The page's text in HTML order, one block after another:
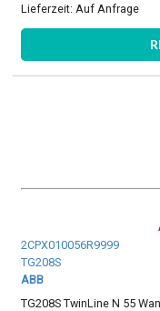
Lieferzeit: Auf Anfrage
2CPX010056R9999
TG208S
ABB
TG208S TwinLine N 55